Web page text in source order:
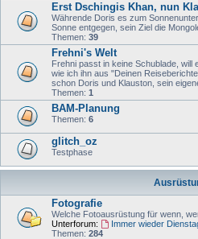
Erst Dschingis Khan, nun
Währende Doris es zum
Sonne entgegen, sein Ziel die
Themen: 39
Frehni's Welt
Frehni passt in keine Schublade,
wie ich ihn aus "Deinen
schon Doris und Klauston, sein
Themen: 1
BAM-Planung
Themen: 6
glitch_oz
Testphase
Fotografie
Welche Fotoausrüstung für wenn,
Unterforum:
Immer wieder
Themen: 284